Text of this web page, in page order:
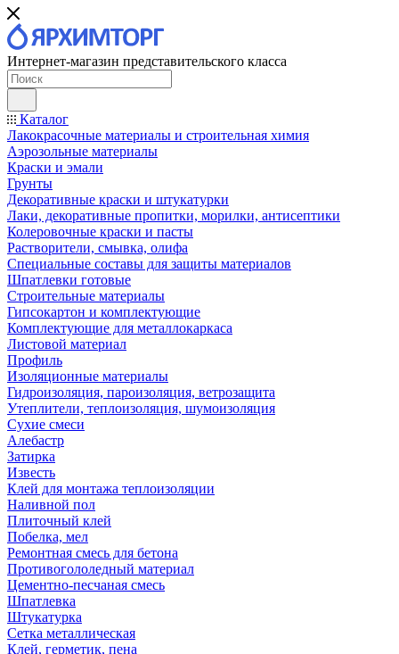
Интернет-магазин представительского класса
Каталог
Лакокрасочные материалы и строительная химия
Аэрозольные материалы
Краски и эмали
Грунты
Декоративные краски и штукатурки
Лаки, декоративные пропитки, морилки, антисептики
Колеровочные краски и пасты
Растворители, смывка, олифа
Специальные составы для защиты материалов
Шпатлевки готовые
Строительные материалы
Гипсокартон и комплектующие
Комплектующие для металлокаркаса
Листовой материал
Профиль
Изоляционные материалы
Гидроизоляция, пароизоляция, ветрозащита
Утеплители, теплоизоляция, шумоизоляция
Сухие смеси
Алебастр
Затирка
Известь
Клей для монтажа теплоизоляции
Наливной пол
Плиточный клей
Побелка, мел
Ремонтная смесь для бетона
Противогололедный материал
Цементно-песчаная смесь
Шпатлевка
Штукатурка
Сетка металлическая
Клей, герметик, пена